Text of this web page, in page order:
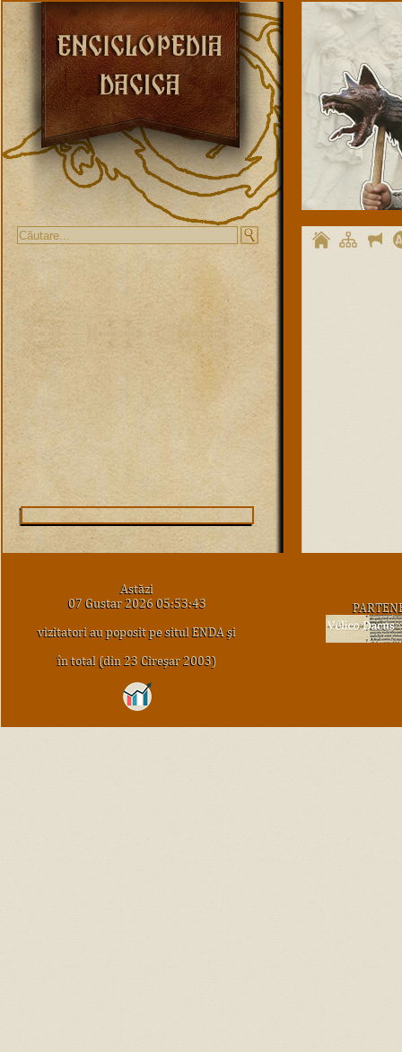
Astăzi
07 Gustar 2026 05:53:43
vizitatori au poposit pe situl ENDA şi
în total (din 23 Cireşar 2003)